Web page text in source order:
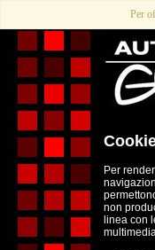
Per
Per
non
linea con